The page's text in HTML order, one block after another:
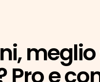
Pro e